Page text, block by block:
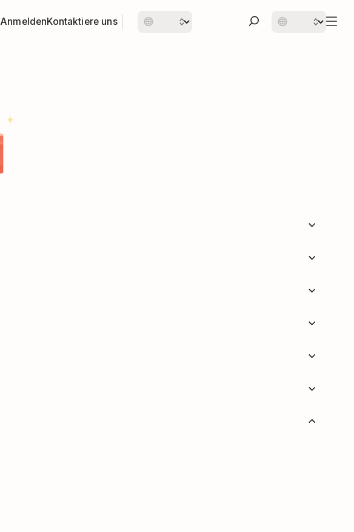
AnmeldenKontaktiere uns